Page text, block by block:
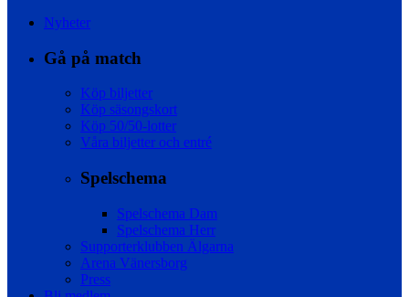
Nyheter
Gå på match
Köp biljetter
Köp säsongskort
Köp 50/50-lotter
Våra biljetter och entré
Spelschema
Spelschema Dam
Spelschema Herr
Supporterklubben Älgarna
Arena Vänersborg
Press